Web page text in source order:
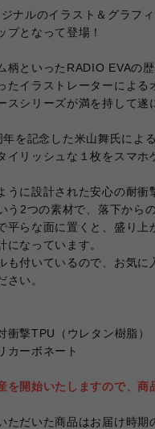
ナルのイラスト＆グラフ
プとなって登場！
柄といったRADIO EVAの
たイラストレーターによる
スシリーズが満を持して遂
を記念した米山舞氏によ
イリッシュな１枚をスマホ
うに設計された安心の耐
う2つの素材で、落下から
平らな面に置くと、盛り
になっています。
も付いているので、お気
さい。
衝撃TPU（ウレタン樹脂）
カーボネート
を開始いたしますので、商
ただいた商品はお届け時